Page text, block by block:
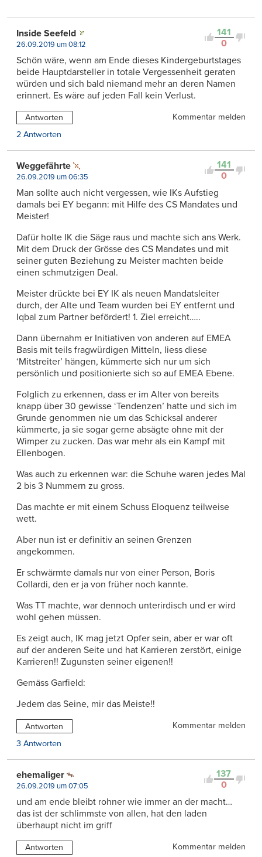
141
0
Inside Seefeld
26.09.2019 um 08:12
Schön wäre, wenn am Ende dieses Kindergeburtstages
beide Hauptdarsteller in totale Vergessenheit geraten
würden und sich bald niemand mehr an deren Namen
erinnert. Es wäre auf jeden Fall kein Verlust.
Antworten
Kommentar melden
2 Antworten
141
0
Weggefährte
26.09.2019 um 06:35
Man sollte auch nicht vergessen, wie IKs Aufstieg
damals bei EY begann: mit Hilfe des CS Mandates und
Meister!
Dafür holte IK die Säge raus und machte sich ans Werk.
Mit dem Druck der Grösse des CS Mandates und mit
seiner guten Beziehung zu Meister machten beide
einen schmutzigen Deal.
Meister drückte bei EY IK als neuen Mandatsleiter
durch, der Alte und Team wurden bei EY entfernt und
Iqbal zum Partner befördert! 1. Ziel erreicht…..
Dann übernahm er Initiativen von anderen auf EMEA
Basis mit teils fragwürdigen Mitteln, liess diese
‘Mitstreiter’ hängen, kümmerte sich nur um sich
persönlich und positionierte sich so auf EMEA Ebene.
Folglich zu erkennen, dass er im Alter von bereits
knapp über 30 gewisse ‘Tendenzen’ hatte und sich im
Grunde genommen nie um das Schicksal anderer
kümmerte, ja sie sogar gerne absägte ohne mit der
Wimper zu zucken. Das war mehr als ein Kampf mit
Ellenbogen.
Was auch zu erkennen war: die Schuhe waren jedes Mal
2 bis 3 Nummern zu gross.
Das machte er mit einem Schuss Eloquenz teilweise
wett.
Aber nun ist er definitiv an seinen Grenzen
angekommen.
Er schwärmte damals nur von einer Person, Boris
Collardi, den er ja von früher noch kannte.
Was TT machte, war dennoch unterirdisch und er wird
wohl gehen müssen.
Es zeigt auch, IK mag jetzt Opfer sein, aber er war oft
auf der anderen Seite und hat Karrieren zerstört, einige
Karrieren!! Zugunsten seiner eigenen!!
Gemäss Garfield:
Jedem das Seine, mir das Meiste!!
Antworten
Kommentar melden
3 Antworten
137
0
ehemaliger
26.09.2019 um 07:05
und am ende bleibt rohner wie immer an der macht…
das ist der schlimmste von allen, hat den laden
überhaupt nicht im griff
Antworten Kommentar melden